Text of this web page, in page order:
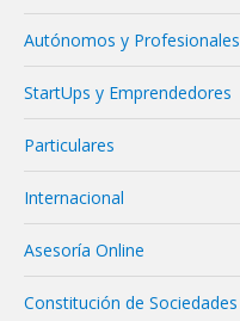
Autónomos y Profesionales
StartUps y Emprendedores
Particulares
Internacional
Asesoría Online
Constitución de Sociedades